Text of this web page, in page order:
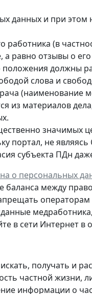
данных и при
работника (в
а равно отзывы о
положения должны
слова и
(наименование
из материалов
значимых
портал, не
субъекта ПДн
о персональных
баланса между
в сети Интернет
получать и
частной жизни,
информации о